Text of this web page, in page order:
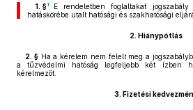
1. §1
E rendeletben foglaltakat
hatáskörébe utalt hatósági és szakhatósági
2. Hiánypótlás
2. § Ha a kérelem nem felelt meg a
a tűzvédelmi hatóság legfeljebb két ízben
kérelmezőt.
3. Fizetési